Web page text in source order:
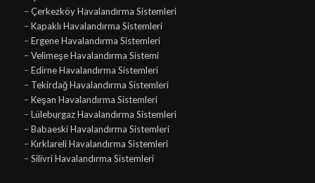
–Çerkezköy Havalandırma Sistemleri
–Kapaklı Havalandırma Sistemleri
–Ergene Havalandırma Sistemleri
–Velimeşe Havalandırma Sistemi
–Edirne Havalandırma Sistemleri
– Tekirdağ Havalandırma Sistemleri
–Keşan Havalandırma Sistemleri
–Lüleburgaz Havalandırma Sistemleri
–Babaeski Havalandırma Sistemleri
–Kırklareli Havalandırma Sistemleri
–Silivri Havalandırma Sistemleri